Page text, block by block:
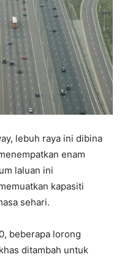
lebuh raya ini dibina
enam
laluan ini
kapasiti
sehari.
beberapa lorong
ditambah untuk